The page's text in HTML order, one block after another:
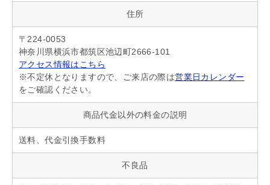
住所
〒224-0053
神奈川県横浜市都筑区池辺町2666-101
アクセス情報はこちら
※不定休となりますので、ご来店の際は営業日カレンダー
をご確認ください。
商品代金以外の料金の説明
送料、代金引換手数料
不良品